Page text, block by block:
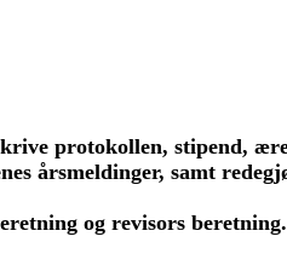
protokollen, stipend,
årsmeldinger, samt
og revisors beretning.